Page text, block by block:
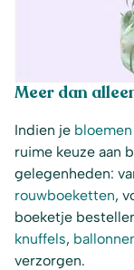
Meer dan
Indien je bloemen
ruime keuze aan
gelegenheden:
rouwboeketten,
boeketje
knuffels,
verzorgen.